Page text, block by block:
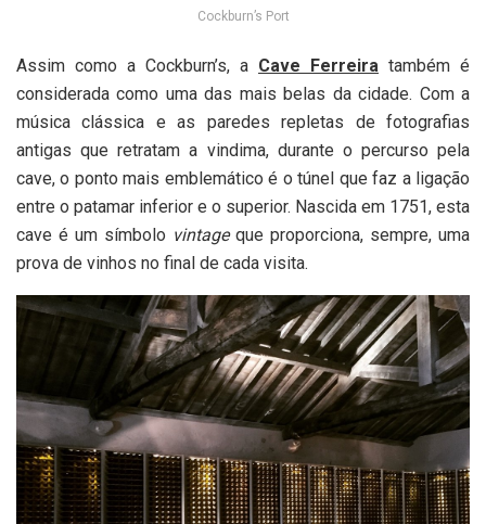
Cockburn’s Port
Assim como a Cockburn’s, a Cave Ferreira também é
considerada como uma das mais belas da cidade. Com a
música clássica e as paredes repletas de fotografias
antigas que retratam a vindima, durante o percurso pela
cave, o ponto mais emblemático é o túnel que faz a ligação
entre o patamar inferior e o superior. Nascida em 1751, esta
cave é um símbolo vintageque proporciona, sempre, uma
prova de vinhos no final de cada visita.